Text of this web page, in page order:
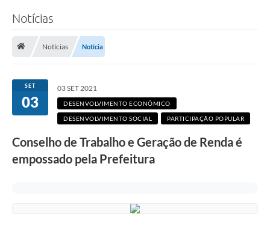
Notícias
Notícias Notícia
SET
03
03 SET 2021
DESENVOLVIMENTO ECONÔMICO
DESENVOLVIMENTO SOCIAL PARTICIPAÇÃO POPULAR
Conselho de Trabalho e Geração de Renda é
empossado pela Prefeitura